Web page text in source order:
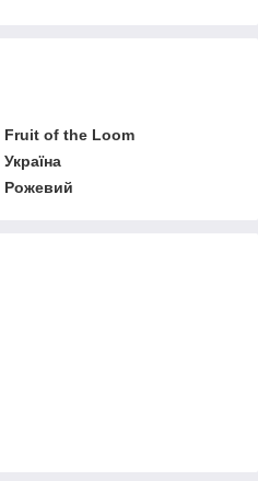
Fruit of the Loom
Україна
Рожевий